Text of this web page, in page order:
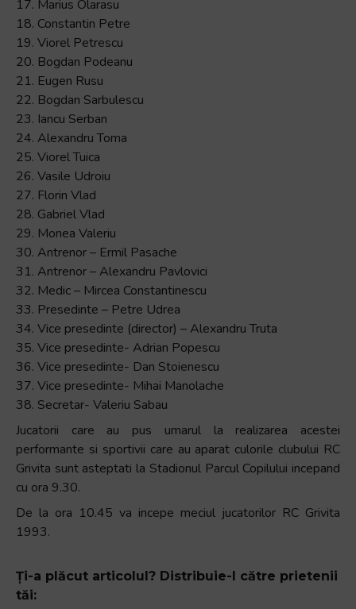
17. Marius Olarasu
18. Constantin Petre
19. Viorel Petrescu
20. Bogdan Podeanu
21. Eugen Rusu
22. Bogdan Sarbulescu
23. Iancu Serban
24. Alexandru Toma
25. Viorel Tuica
26. Vasile Udroiu
27. Florin Vlad
28. Gabriel Vlad
29. Monea Valeriu
30. Antrenor – Ermil Pasache
31. Antrenor – Alexandru Pavlovici
32. Medic – Mircea Constantinescu
33. Presedinte – Petre Udrea
34. Vice presedinte (director) – Alexandru Truta
35. Vice presedinte- Adrian Popescu
36. Vice presedinte- Dan Stoienescu
37. Vice presedinte- Mihai Manolache
38. Secretar- Valeriu Sabau
Jucatorii care au pus umarul la realizarea acestei
performante si sportivii care au aparat culorile clubului RC
Grivita sunt asteptati la Stadionul Parcul Copilului incepand
cu ora 9.30.
De la ora 10.45 va incepe meciul jucatorilor RC Grivita
1993.
Ți-a plăcut articolul? Distribuie-l către prietenii
tăi: